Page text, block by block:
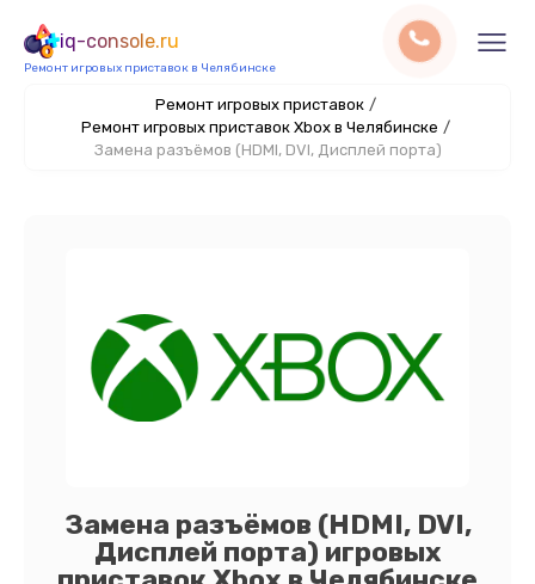
iq-console.ru
Ремонт игровых приставок в Челябинске
Ремонт игровых приставок /
Ремонт игровых приставок Xbox в Челябинске /
Замена разъёмов (HDMI, DVI, Дисплей порта)
Замена разъёмов (HDMI, DVI,
Дисплей порта) игровых